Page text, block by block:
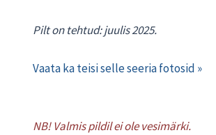
Pilt on tehtud: juulis 2025.
Vaata ka teisi selle seeria fotosid »
NB! Valmis pildil ei ole vesimärki.